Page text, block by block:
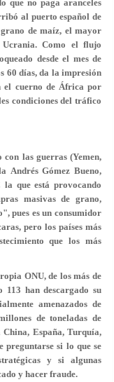
que no paga aranceles
al puerto español de
de maíz, el mayor
Como el flujo
desde el mes de
60 días, da la impresión
el cuerno de África por
condiciones del tráfico
las guerras (Yemen,
Andrés Gómez Bueno,
que está provocando
masivas de grano,
pues es un consumidor
pero los países más
que los más
ONU, de los más de
113 han descargado su
amenazados de
de toneladas de
España, Turquía,
preguntarse si lo que se
y si algunas
y hacer fraude.